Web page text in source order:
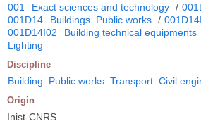
001 Exact sciences and technology /
001D14
Buildings. Public works / 001D14I
001D14I02
Building technical equipments
Lighting
Discipline
Building. Public works. Transport. Civil
Origin
Inist-CNRS